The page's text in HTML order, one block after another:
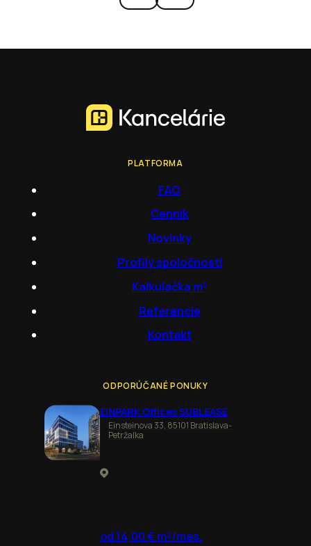
PLATFORMA
FAQ
Cenník
Novinky
Profily spoločností
Kalkulačka m²
Referencie
Kontakt
ODPORÚČANÉ PONUKY
EINPARK Offices SUBLEASE
Einsteinova 33, 85101 Bratislava-
Petržalka
od 14,00 € m²/mes.